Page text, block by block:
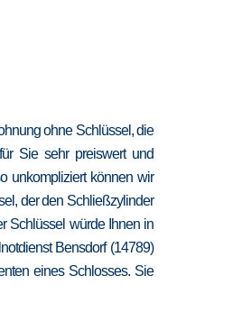
ohne Schlüssel, die
Sie sehr preiswert und
unkompliziert können wir
der den Schließzylinder
Schlüssel würde Ihnen in
Bensdorf (14789)
eines Schlosses. Sie